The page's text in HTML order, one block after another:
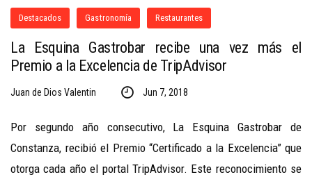
Destacados Gastronomía Restaurantes
La Esquina Gastrobar recibe una vez más el
Premio a la Excelencia de TripAdvisor
Juan de Dios Valentin Jun 7, 2018
Por segundo año consecutivo, La Esquina Gastrobar de
Constanza, recibió el Premio “Certificado a la Excelencia” que
otorga cada año el portal TripAdvisor. Este reconocimiento se